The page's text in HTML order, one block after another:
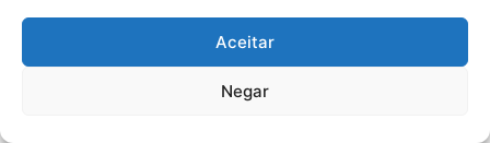
Aceitar
Negar
Economia: Prazo de adesão ao
Programa Desenrola 2.0 é
prorrogado